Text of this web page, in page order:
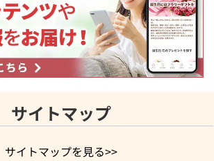
サイトマップ
サイトマップを見る>>